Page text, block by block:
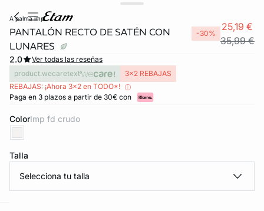
a palma imp
PANTALÓN RECTO DE SATÉN CON
LUNARES
-30%
25,19 €
35,99 €
2.0
Ver todas las reseñas
product.wecaretext
3x2 REBAJAS
REBAJAS: ¡Ahora 3x2 en TODO*!
Paga en 3 plazos a partir de 30€ con
Color imp fd crudo
Talla
Selecciona tu talla